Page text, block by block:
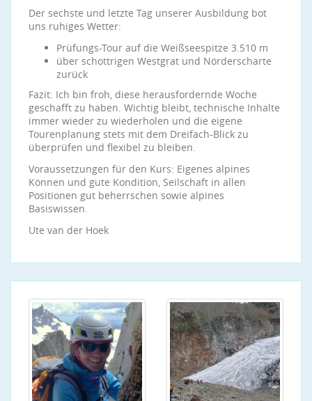
Der sechste und letzte Tag unserer Ausbildung bot
uns ruhiges Wetter:
Prüfungs-Tour auf die Weißseespitze 3.510 m
über schottrigen Westgrat und Nörderscharte
zurück
Fazit: Ich bin froh, diese herausfordernde Woche
geschafft zu haben. Wichtig bleibt, technische Inhalte
immer wieder zu wiederholen und die eigene
Tourenplanung stets mit dem Dreifach-Blick zu
überprüfen und flexibel zu bleiben.
Voraussetzungen für den Kurs: Eigenes alpines
Können und gute Kondition, Seilschaft in allen
Positionen gut beherrschen sowie alpines
Basiswissen.
Ute van der Hoek